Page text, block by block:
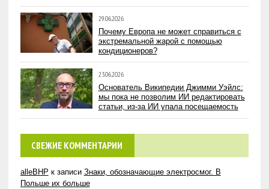
29.06.2026
Почему Европа не может справиться с
экстремальной жарой с помощью
кондиционеров?
23.06.2026
Основатель Википедии Джимми Уэйлс:
мы пока не позволим ИИ редактировать
статьи, из-за ИИ упала посещаемость
СВЕЖИЕ КОММЕНТАРИИ
alleBHP к записи Знаки, обозначающие электросмог. В
Польше их больше